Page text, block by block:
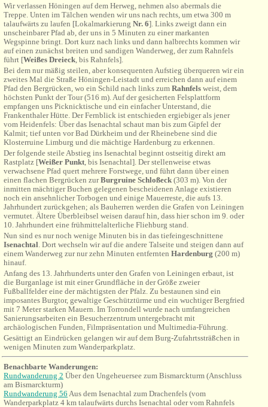
Wir verlassen Höningen auf dem Herweg, nehmen also abermals die
Treppe. Unten im Tälchen wenden wir uns nach rechts, um etwa 300 m
talaufwärts zu laufen [Lokalmarkierung Nr. 6]. Links zweigt dann ein
unscheinbarer Pfad ab, der uns in 5 Minuten zu einer markanten
Wegspinne bringt. Dort kurz nach links und dann halbrechts kommen wir
auf einen zunächst breiten und sandigen Wanderweg, der zum Rahnfels
führt [Weißes Dreieck, bis Rahnfels].
Bei dem nur mäßig steilen, aber konsequenten Aufstieg überqueren wir ein
zweites Mal die Straße Höningen-Leistadt und erreichen dann auf einem
Pfad den Bergrücken, wo ein Schild nach links zum Rahnfels weist, dem
höchsten Punkt der Tour (516 m).Auf der gesicherten Felsplattform
empfangen uns Picknicktische und ein einfacher Unterstand, die
Frankenthaler Hütte. Der Fernblick ist entschieden ergiebiger als jener
vom Heidenfels: Über das Isenachtal schaut man bis zum Gipfel der
Kalmit; tief unten vor Bad Dürkheim und der Rheinebene sind die
Klosterruine Limburg und die mächtige Hardenburg zu erkennen.
Der folgende steile Abstieg ins Isenachtal beginnt ostseitig direkt am
Rastplatz [Weißer Punkt, bis Isenachtal]. Der stellenweise etwas
verwachsene Pfad quert mehrere Forstwege, und führt dann über einen
einen flachen Bergrücken zurBurgruine Schloßeck (303 m). Von der
inmitten mächtiger Buchen gelegenen bescheidenen Anlage existieren
noch ein ansehnlicher Torbogen und einige Mauerreste, die aufs 13.
Jahrhundert zurückgehen; als Bauherren werden die Grafen von Leiningen
vermutet. Ältere Überbleibsel weisen darauf hin, dass hier schon im 9. oder
10. Jahrhundert eine frühmittelalterliche Fliehburg stand.
Nun sind es nur noch wenige Minuten bis in das tiefeingeschnittene
Isenachtal. Dort wechseln wir auf die andere Talseite und steigen dann auf
einem Wanderweg zur nur zehn Minuten entfernten Hardenburg (200 m)
hinauf.
Anfang des 13. Jahrhunderts unter den Grafen von Leiningen erbaut, ist
die Burganlage ist mit einer Grundfläche in der Größe zweier
Fußballfelder eine der mächtigsten der Pfalz. Zu bestaunen sind ein
imposantes Burgtor, gewaltige Geschütztürme und ein wuchtiger Bergfried
mit 7 Meter starken Mauern. Im Torrondell wurde nach umfangreichen
Sanierungsarbeiten ein Besucherzentrum untergebracht mit
archäologischen Funden, Filmpräsentation und Multimedia-Führung.
Gesättigt an Eindrücken gelangen wir auf dem Burg-Zufahrtssträßchen in
wenigen Minuten zum Wanderparkplatz.
Benachbarte Wanderungen:
Rundwanderung 2 Über den Ungeheuersee zum Bismarckturm (Anschluss
am Bismarckturm)
Rundwanderung 56 Aus dem Isenachtal zum Drachenfels (vom
Wanderparkplatz 4 km talaufwärts durchs Isenachtal oder vom Rahnfels